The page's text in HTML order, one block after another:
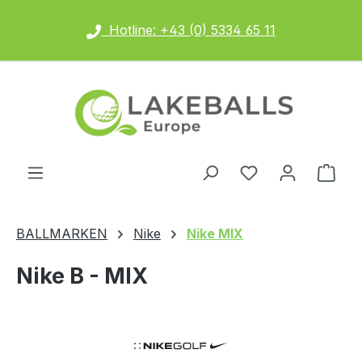
Hotline: +43 (0) 5334 65 11
BALLMARKEN Nike Nike MIX
Nike B - MIX